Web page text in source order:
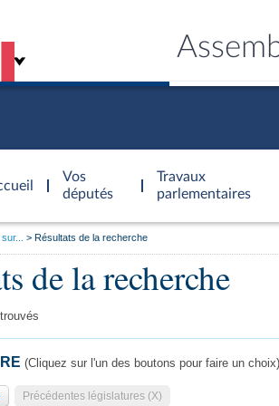
Vos
députés
Travaux
parlementaires
Résultats de la recherche
de la recherche
(Cliquez sur l'un des boutons pour faire un choix)
Précédentes législatures (X)